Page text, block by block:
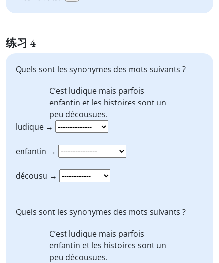
练习 4
Quels sont les synonymes des mots suivants ?
C’est ludique mais parfois
enfantin et les histoires sont un
peu décousues.
ludique →
enfantin →
décousu →
Quels sont les synonymes des mots suivants ?
C’est ludique mais parfois
enfantin et les histoires sont un
peu décousues.